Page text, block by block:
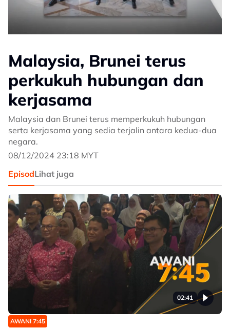
Malaysia, Brunei terus
perkukuh hubungan dan
kerjasama
Malaysia dan Brunei terus memperkukuh hubungan
serta kerjasama yang sedia terjalin antara kedua-dua
negara.
08/12/2024 23:18 MYT
EpisodLihat juga
02:41
AWANI 7:45